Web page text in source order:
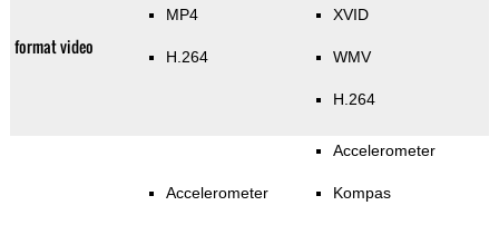
format video
MP4
H.264
XVID
WMV
H.264
Accelerometer
Accelerometer
Kompas